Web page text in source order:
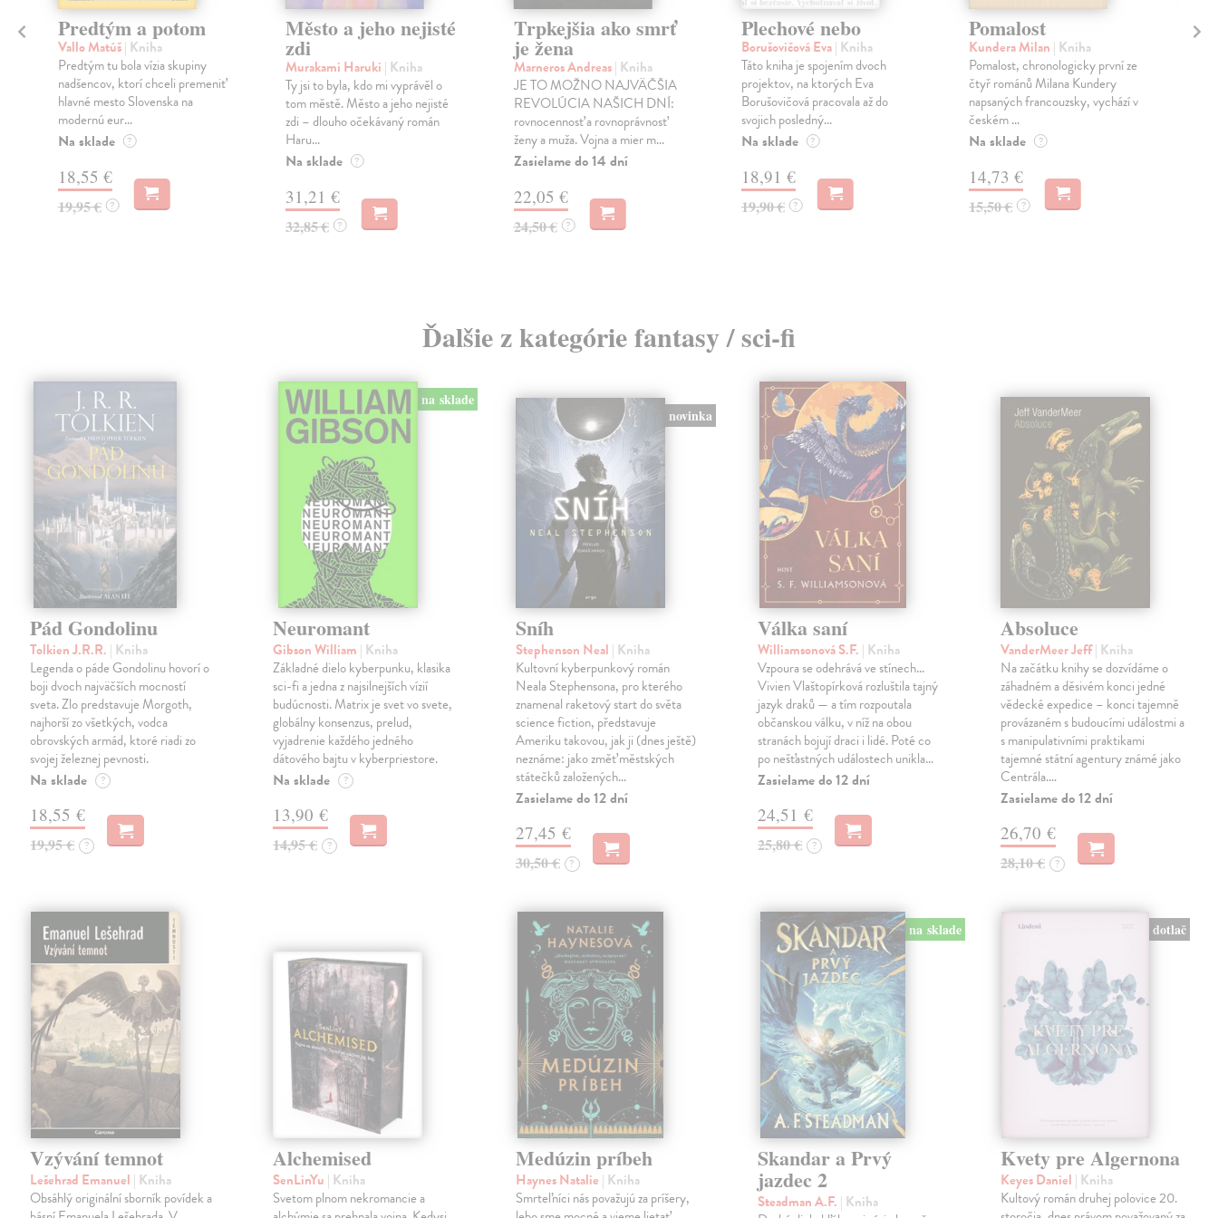
Predtým a potom
Vallo Matúš| Kniha
Predtým tu bola vízia skupiny
nadšencov, ktorí chceli premeniť
hlavné mesto Slovenska na
modernú eur...
Na sklade ?
18,55 €
19,95 € ?
Město a jeho nejisté
zdi
Murakami Haruki | Kniha
Ty jsi to byla, kdo mi vyprávěl o
tom městě. Město a jeho nejisté
zdi – dlouho očekávaný román
Haru...
Na sklade ?
31,21 €
32,85 € ?
Trpkejšia ako smrť
je žena
Marneros Andreas| Kniha
JE TO MOŽNO NAJVÄČŠIA
REVOLÚCIA NAŠICH DNÍ:
rovnocennosť a rovnoprávnosť
ženy a muža. Vojna a mier m...
Zasielame do 14 dní
22,05 €
24,50 € ?
Plechové nebo
Borušovičová Eva| Kniha
Táto kniha je spojením dvoch
projektov, na ktorých Eva
Borušovičová pracovala až do
svojich posledný...
Na sklade ?
18,91 €
19,90 € ?
Pomalost
Kundera Milan | Kniha
Pomalost, chronologicky první ze
čtyř románů Milana Kundery
napsaných francouzsky, vychází v
českém ...
Na sklade ?
14,73 €
15,50 € ?
Ďalšie z kategórie fantasy / sci-fi
Pád Gondolinu
Tolkien J.R.R. | Kniha
Legenda o páde Gondolinu hovorí o
boji dvoch najväčších mocností
sveta. Zlo predstavuje Morgoth,
najhorší zo všetkých, vodca
obrovských armád, ktoré riadi zo
svojej železnej pevnosti.
Na sklade ?
18,55 €
19,95 € ?
na sklade
Neuromant
Gibson William | Kniha
Základné dielo kyberpunku, klasika
sci-fi a jedna z najsilnejších vízií
budúcnosti. Matrix je svet vo svete,
globálny konsenzus, prelud,
vyjadrenie každého jedného
dátového bajtu v kyberpriestore.
Na sklade ?
13,90 €
14,95 € ?
novinka
Sníh
Stephenson Neal | Kniha
Kultovní kyberpunkový román
Neala Stephensona, pro kterého
znamenal raketový start do světa
science fiction, představuje
Ameriku takovou, jak ji (dnes ještě)
neznáme: jako změť městských
státečků založených…
Zasielame do 12 dní
27,45 €
30,50 € ?
Válka saní
Williamsonová S.F. | Kniha
Vzpoura se odehrává ve stínech…
Vivien Vlaštopírková rozluštila tajný
jazyk draků — a tím rozpoutala
občanskou válku, v níž na obou
stranách bojují draci i lidé. Poté co
po nešťastných událostech unikla…
Zasielame do 12 dní
24,51 €
25,80 € ?
Absoluce
VanderMeer Jeff| Kniha
Na začátku knihy se dozvídáme o
záhadném a děsivém konci jedné
vědecké expedice – konci tajemně
provázaném s budoucími událostmi a
s manipulativními praktikami
tajemné státní agentury známé jako
Centrála.…
Zasielame do 12 dní
26,70 €
28,10 € ?
Vzývání temnot
Lešehrad Emanuel | Kniha
Obsáhlý originální sborník povídek a
Alchemised
SenLinYu | Kniha
Svetom plnom nekromancie a
Medúzin príbeh
Haynes Natalie | Kniha
Smrteľníci nás považujú za príšery,
na sklade
Skandar a Prvý
jazdec 2
Steadman A.F. | Kniha
dotlač
Kvety pre Algernona
Keyes Daniel | Kniha
Kultový román druhej polovice 20.